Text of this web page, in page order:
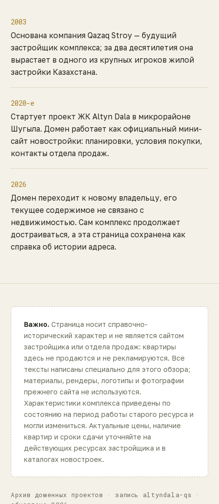
2003
Основана компания Qazaq Stroy — будущий
застройщик комплекса; за два десятилетия она
вырастает в одного из крупных игроков жилой
застройки Казахстана.
2020-е
Стартует проект ЖК Altyn Dala в микрорайоне
Шугыла. Домен работает как официальный мини-
сайт новостройки: планировки, условия покупки,
контакты отдела продаж.
2026
Домен переходит к новому владельцу, его
текущее содержимое не связано с
недвижимостью. Сам комплекс продолжает
достраиваться, а эта страница сохранена как
справка об истории адреса.
Важно. Страница носит справочно-
исторический характер и не является сайтом
застройщика или отдела продаж: квартиры
здесь не продаются и не рекламируются. Все
тексты написаны специально для этого обзора;
материалы, рендеры, логотипы и фотографии
прежнего сайта не используются.
Характеристики комплекса приведены по
состоянию на период работы старого ресурса и
могли измениться. Актуальные цены, наличие
квартир и сроки сдачи уточняйте на
действующих ресурсах застройщика и в
каталогах новостроек.
Архив доменных проектов · запись altyndala-qs ·